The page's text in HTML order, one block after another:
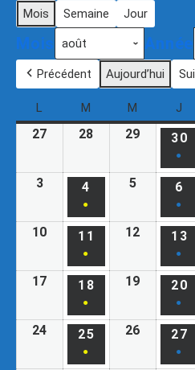
Mois Semaine Jour
Mois Année
Précédent Aujourd’hui
L M M J
27 28 29 30
●
3 4
●
5 6
●
10 11
●
12 13
●
17 18
●
19 20
●
24 25
●
26 27
●